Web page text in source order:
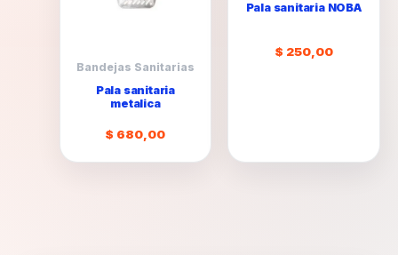
Bandejas Sanitarias
Pala sanitaria
metalica
$ 680,00
Pala sanitaria NOBA
$ 250,00